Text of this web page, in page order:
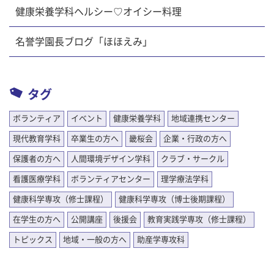
健康栄養学科ヘルシー♡オイシー料理
名誉学園長ブログ「ほほえみ」
タグ
ボランティア イベント 健康栄養学科 地域連携センター
現代教育学科 卒業生の方へ 畿桜会 企業・行政の方へ
保護者の方へ 人間環境デザイン学科 クラブ・サークル
看護医療学科 ボランティアセンター 理学療法学科
健康科学専攻（修士課程） 健康科学専攻（博士後期課程）
在学生の方へ 公開講座 後援会 教育実践学専攻（修士課程）
トピックス 地域・一般の方へ 助産学専攻科